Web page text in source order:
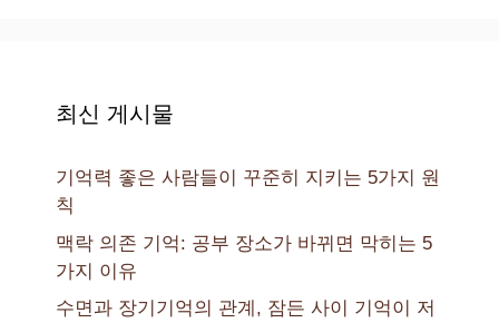
최신 게시물
기억력 좋은 사람들이 꾸준히 지키는 5가지 원
칙
맥락 의존 기억: 공부 장소가 바뀌면 막히는 5
가지 이유
수면과 장기기억의 관계, 잠든 사이 기억이 저